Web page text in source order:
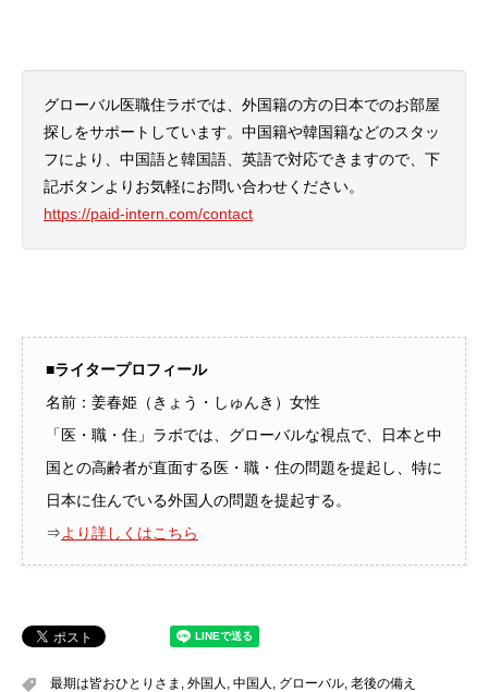
グローバル医職住ラボでは、外国籍の方の日本でのお部屋
探しをサポートしています。中国籍や韓国籍などのスタッ
フにより、中国語と韓国語、英語で対応できますので、下
記ボタンよりお気軽にお問い合わせください。
https://paid-intern.com/contact
■ライタープロフィール
名前：姜春姫（きょう・しゅんき）女性
「医・職・住」ラボでは、グローバルな視点で、日本と中
国との高齢者が直面する医・職・住の問題を提起し、特に
日本に住んでいる外国人の問題を提起する。
⇒より詳しくはこちら
最期は皆おひとりさま , 外国人 , 中国人 , グローバル, 老後の備え